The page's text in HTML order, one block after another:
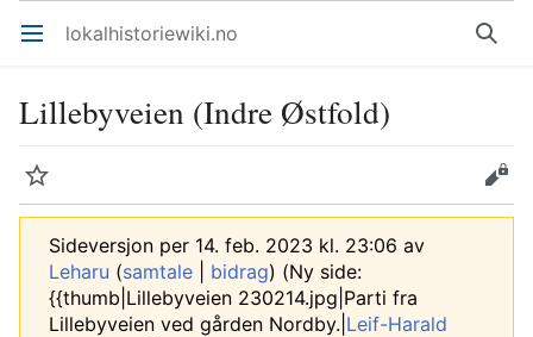
Åpne hovedmenyen lokalhistoriewiki.no Søk
Lillebyveien (Indre Østfold)
Overvåk Rediger
Sideversjon per 14. feb. 2023 kl. 23:06 av
Leharu (samtale bidrag) (Ny side:
{{thumb|Lillebyveien 230214.jpg|Parti fra
Lillebyveien ved gården Nordby.| Leif-Harald